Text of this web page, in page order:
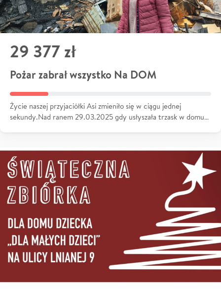
29 377 zł
Pożar zabrał wszystko Na DOM
Życie naszej przyjaciółki Asi zmieniło się w ciągu jednej
sekundy.Nad ranem 29.03.2025 gdy usłyszała trzask w domu…